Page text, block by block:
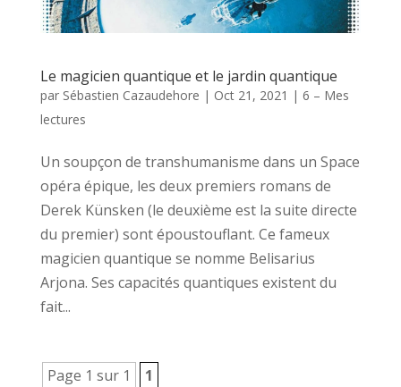
Le magicien quantique et le jardin quantique
par Sébastien Cazaudehore | Oct 21, 2021 | 6 – Mes
lectures
Un soupçon de transhumanisme dans un Space
opéra épique, les deux premiers romans de
Derek Künsken (le deuxième est la suite directe
du premier) sont époustouflant. Ce fameux
magicien quantique se nomme Belisarius
Arjona. Ses capacités quantiques existent du
fait...
Page 1 sur 1 1